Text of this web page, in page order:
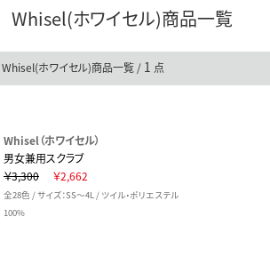
Whisel(ホワイセル)商品一覧
Whisel(ホワイセル)商品一覧 / 1 点
Whisel（ホワイセル）
男女兼用スクラブ
￥3,300
￥2,662
全28色 / サイズ：SS～4L / ツイル・ポリエステル
100%